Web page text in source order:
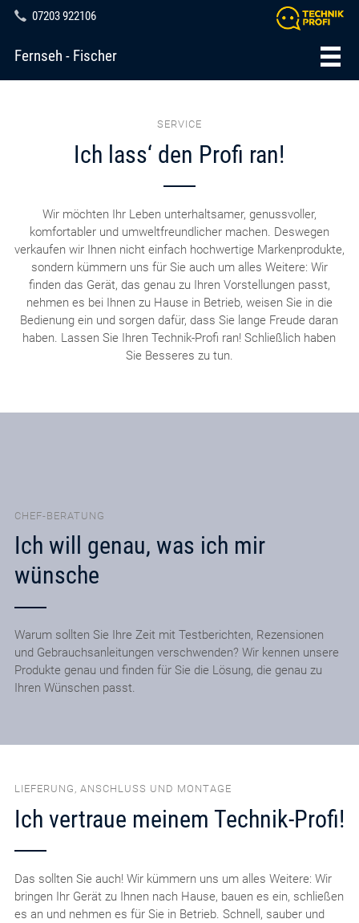
07203 922106
Fernseh - Fischer
SERVICE
Ich lass‘ den Profi ran!
Wir möchten Ihr Leben unterhaltsamer, genussvoller,
komfortabler und umweltfreundlicher machen. Deswegen
verkaufen wir Ihnen nicht einfach hochwertige Markenprodukte,
sondern kümmern uns für Sie auch um alles Weitere: Wir
finden das Gerät, das genau zu Ihren Vorstellungen passt,
nehmen es bei Ihnen zu Hause in Betrieb, weisen Sie in die
Bedienung ein und sorgen dafür, dass Sie lange Freude daran
haben. Lassen Sie Ihren Technik-Profi ran! Schließlich haben
Sie Besseres zu tun.
CHEF-BERATUNG
Ich will genau, was ich mir
wünsche
Warum sollten Sie Ihre Zeit mit Testberichten, Rezensionen
und Gebrauchsanleitungen verschwenden? Wir kennen unsere
Produkte genau und finden für Sie die Lösung, die genau zu
Ihren Wünschen passt.
LIEFERUNG, ANSCHLUSS UND MONTAGE
Ich vertraue meinem Technik-Profi!
Das sollten Sie auch! Wir kümmern uns um alles Weitere: Wir
bringen Ihr Gerät zu Ihnen nach Hause, bauen es ein, schließen
es an und nehmen es für Sie in Betrieb. Schnell, sauber und